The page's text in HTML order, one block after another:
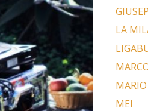
LA
MEI